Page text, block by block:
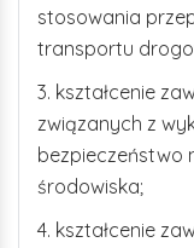
stosowania
transportu
3. kształcenie
związanych z
bezpieczeństwo
środowiska;
4. kształcenie